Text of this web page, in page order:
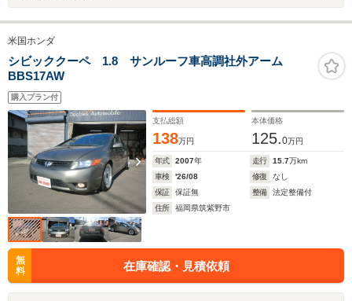
米国ホンダ
シビッククーペ 1.8 サンルーフ車高調社外アーム
BBS17AW
購入プラン付
支払総額
138万円
本体価格
125.0万円
年式 2007年 走行 15.7万km
車検
'26/08 修復
なし
保証
保証無 整備
法定整備付
住所
福岡県筑紫野市
無
料
在庫確認・見積依頼